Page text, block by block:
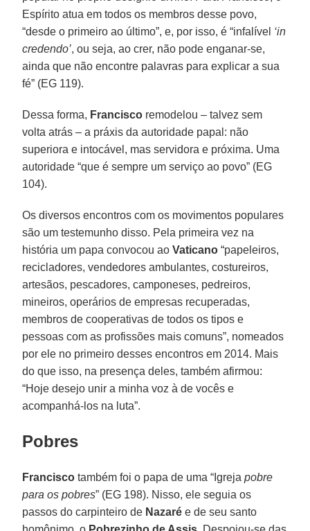
Espírito atua em todos os membros desse povo,
“desde o primeiro ao último”, e, por isso, é “infalível ‘in
credendo’, ou seja, ao crer, não pode enganar-se,
ainda que não encontre palavras para explicar a sua
fé” (EG 119).
Dessa forma, Francisco remodelou – talvez sem
volta atrás – a práxis da autoridade papal: não
superiora e intocável, mas servidora e próxima. Uma
autoridade “que é sempre um serviço ao povo” (EG
104).
Os diversos encontros com os movimentos populares
são um testemunho disso. Pela primeira vez na
história um papa convocou aoVaticano “papeleiros,
recicladores, vendedores ambulantes, costureiros,
artesãos, pescadores, camponeses, pedreiros,
mineiros, operários de empresas recuperadas,
membros de cooperativas de todos os tipos e
pessoas com as profissões mais comuns”, nomeados
por ele no primeiro desses encontros em 2014. Mais
do que isso, na presença deles, também afirmou:
“Hoje desejo unir a minha voz à de vocês e
acompanhá-los na luta”.
Pobres
Francisco também foi o papa de uma “Igrejapobre
para os pobres” (EG 198). Nisso, ele seguia os
passos do carpinteiro de Nazaré e de seu santo